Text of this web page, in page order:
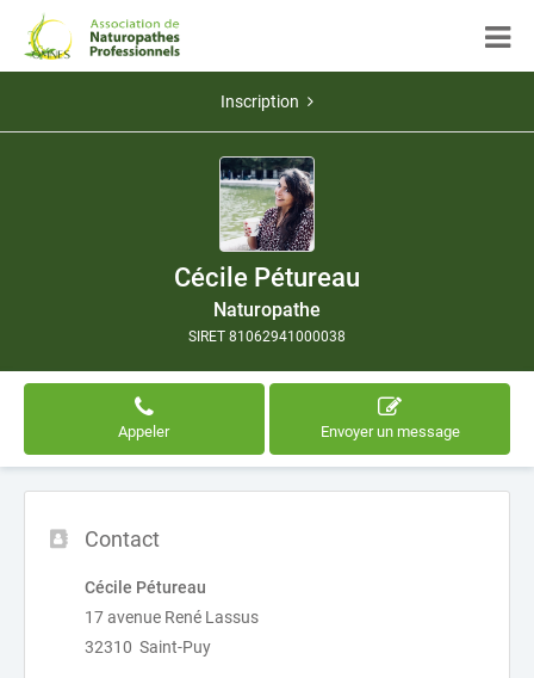
Inscription
Cécile Pétureau
Naturopathe
SIRET 81062941000038
Appeler Envoyer un message
Contact
Cécile Pétureau
17 avenue René Lassus
32310 Saint-Puy